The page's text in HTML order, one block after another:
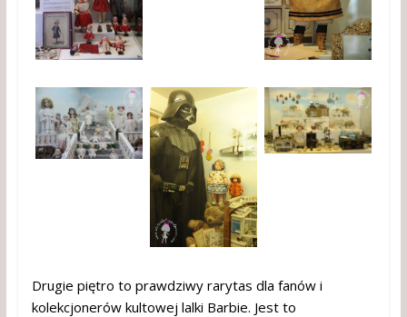
Drugie piętro to prawdziwy rarytas dla fanów i
kolekcjonerów kultowej lalki Barbie. Jest to